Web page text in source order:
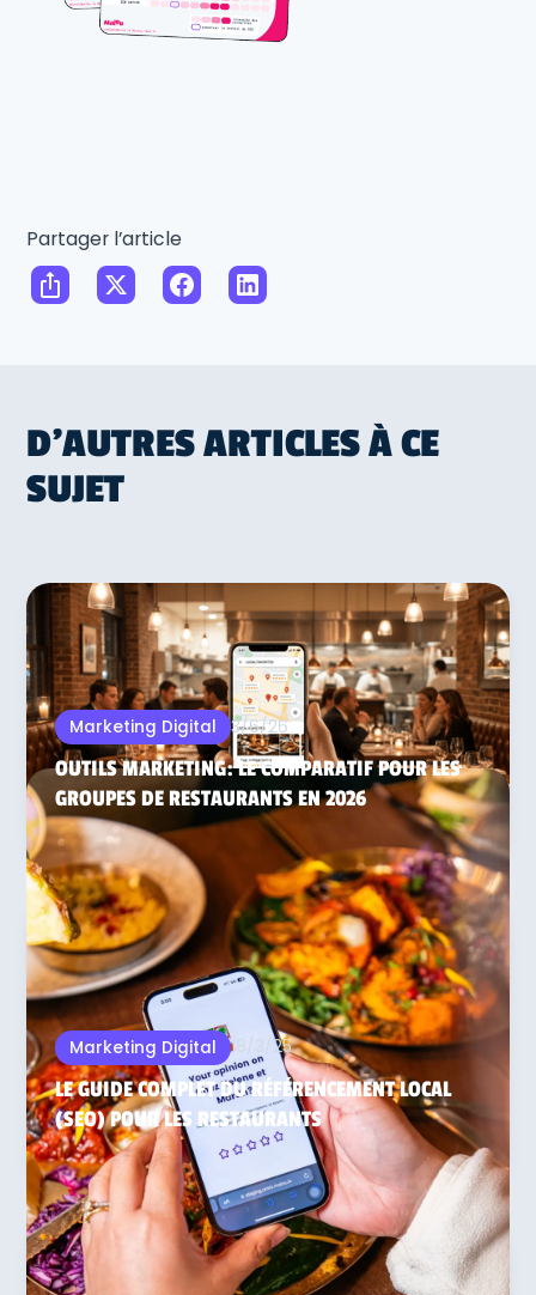
Partager l’article
D'AUTRES ARTICLES À CE
SUJET
Marketing Digital 3/6/26
OUTILS MARKETING: LE COMPARATIF POUR LES
GROUPES DE RESTAURANTS EN 2026
Marketing Digital 18/3/25
LE GUIDE COMPLET DU RÉFÉRENCEMENT LOCAL
(SEO) POUR LES RESTAURANTS